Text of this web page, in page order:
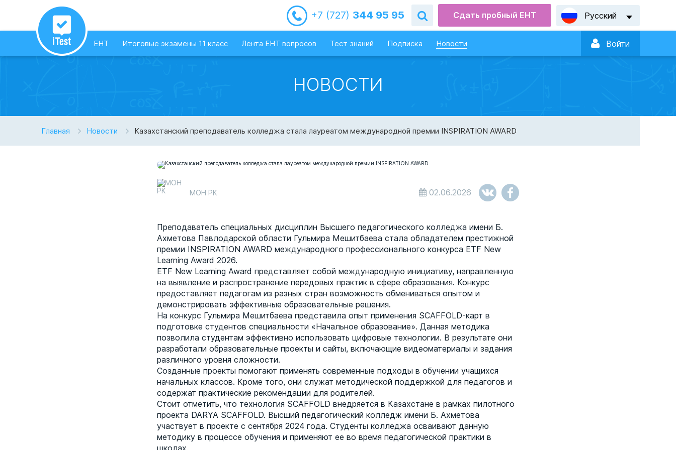
+7 (727) 344 95 95 Сдать пробный ЕНТ Русский
ЕНТ Итоговые экзамены 11 класс Лента ЕНТ вопросов Тест знаний Подписка Новости  Войти
НОВОСТИ
Главная Новости Казахстанский преподаватель колледжа стала лауреатом международной премии INSPIRATION AWARD
МОН РК 02.06.2026
Преподаватель специальных дисциплин Высшего педагогического колледжа имени Б.
Ахметова Павлодарской области Гульмира Мешитбаева стала обладателем престижной
премии INSPIRATION AWARD международного профессионального конкурса ETF New
Learning Award 2026.
ETF New Learning Award представляет собой международную инициативу, направленную
на выявление и распространение передовых практик в сфере образования. Конкурс
предоставляет педагогам из разных стран возможность обмениваться опытом и
демонстрировать эффективные образовательные решения.
На конкурс Гульмира Мешитбаева представила опыт применения SCAFFOLD-карт в
подготовке студентов специальности «Начальное образование». Данная методика
позволила студентам эффективно использовать цифровые технологии. В результате они
разработали образовательные проекты и сайты, включающие видеоматериалы и задания
различного уровня сложности.
Созданные проекты помогают применять современные подходы в обучении учащихся
начальных классов. Кроме того, они служат методической поддержкой для педагогов и
содержат практические рекомендации для родителей.
Стоит отметить, что технология SCAFFOLD внедряется в Казахстане в рамках пилотного
проекта DARYA SCAFFOLD. Высший педагогический колледж имени Б. Ахметова
участвует в проекте с сентября 2024 года. Студенты колледжа осваивают данную
методику в процессе обучения и применяют ее во время педагогической практики в
школах.